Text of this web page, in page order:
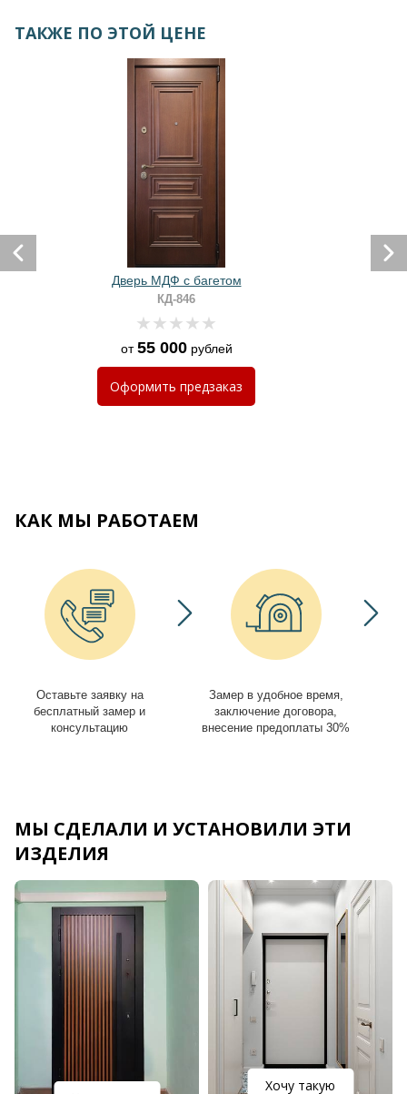
ТАКЖЕ ПО ЭТОЙ ЦЕНЕ
Дверь МДФ с багетом
КД-846
от55 000рублей
Оформить предзаказ
КАК МЫ РАБОТАЕМ
Оставьте заявку на
бесплатный замер и
консультацию
Замер в удобное время,
заключение договора,
внесение предоплаты 30%
МЫ СДЕЛАЛИ И УСТАНОВИЛИ ЭТИ
ИЗДЕЛИЯ
Хочу такую